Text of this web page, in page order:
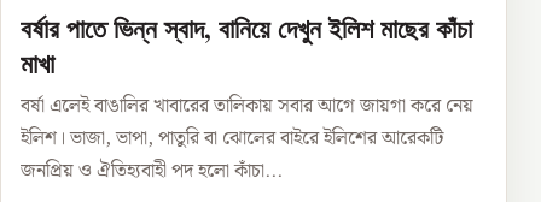
বর্ষার পাতে ভিন্ন স্বাদ, বানিয়ে দেখুন ইলিশ মাছের কাঁচা
মাখা
বর্ষা এলেই বাঙালির খাবারের তালিকায় সবার আগে জায়গা করে নেয়
ইলিশ। ভাজা, ভাপা, পাতুরি বা ঝোলের বাইরে ইলিশের আরেকটি
জনপ্রিয় ও ঐতিহ্যবাহী পদ হলো কাঁচা...